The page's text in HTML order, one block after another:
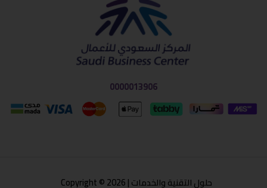
0000013906
حلول التقنية والخدمات | Copyright © 2026